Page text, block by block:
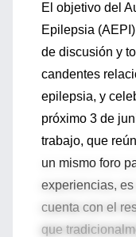
El objetivo del
Epilepsia
de discusión y
candentes
epilepsia, y
próximo 3 de
trabajo, que
un mismo foro
experiencias,
cuenta con el
que